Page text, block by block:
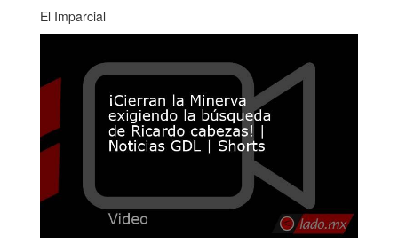
El Imparcial